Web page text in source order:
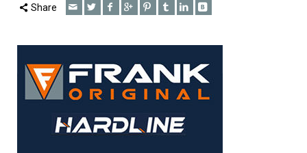
Share